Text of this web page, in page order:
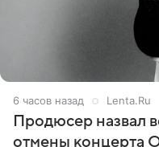
6 часов назад Lenta.Ru
Продюсер назвал
отмены концерта